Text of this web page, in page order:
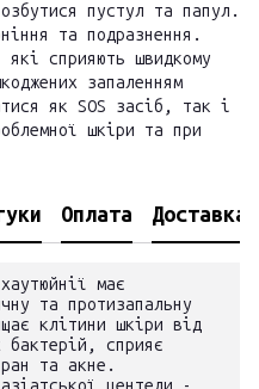
пустул та папул.
та подразнення.
сприяють швидкому
запаленням
як SOS засіб, так і
шкіри та при
Оплата Доставка
має
та протизапальну
клітини шкіри від
бактерій, сприяє
та акне.